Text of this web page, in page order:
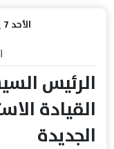
الأحد 7 يونيو 2026 | 09:31 م
الرئيس
القيادة
الجديدة